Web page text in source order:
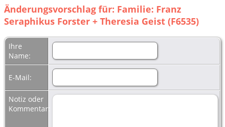
Änderungsvorschlag für: Familie: Franz
Seraphikus Forster + Theresia Geist (F6535)
Ihre
Name:
E-Mail:
Notiz oder
Kommentar: